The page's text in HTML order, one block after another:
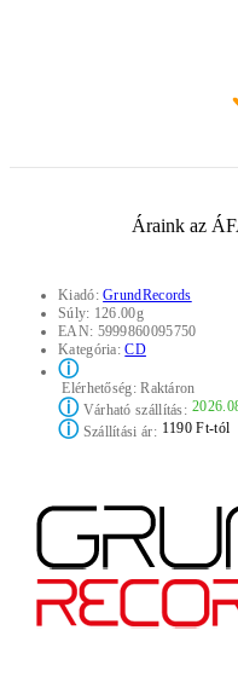
Áraink az
Kiadó:GrundRecords
Súly: 126.00g
EAN: 5999860095750
Kategória:CD
ⓘ
Elérhetőség:Raktáron
ⓘVárható szállítás:
ⓘSzállítási ár: 1190 Ft-tól